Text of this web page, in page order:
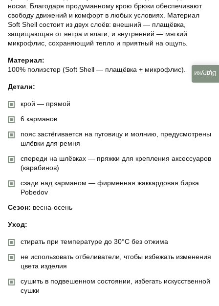
носки. Благодаря продуманному крою брюки обеспечивают
свободу движений и комфорт в любых условиях. Материал
Soft Shell состоит из двух слоёв: внешний — плащёвка,
защищающая от ветра и влаги, и внутренний — мягкий
микрофлис, сохраняющий тепло и приятный на ощупь.
Материал:
100% полиэстер (Soft Shell — плащёвка + микрофлис).
Детали:
крой — прямой
6 карманов
пояс застёгивается на пуговицу и молнию, предусмотрены
шлёвки для ремня
спереди на шлёвках — пряжки для крепления аксессуаров
(карабинов)
сзади над карманом — фирменная жаккардовая бирка
Pobedov
Сезон: весна-осень
Уход:
стирать при температуре до 30°C без отжима
не использовать отбеливатели, чтобы избежать изменения
цвета изделия
сушить в подвешенном состоянии, избегать искусственной
сушки
Відгуки